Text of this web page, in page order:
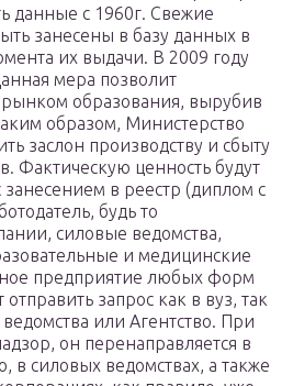
данные с 1960г. Свежие
занесены в базу данных в
их выдачи. В 2009 году
мера позволит
образования, вырубив
образом, Министерство
заслон производству и сбыту
Фактическую ценность будут
в реестр (диплом с
будь то
силовые ведомства,
и медицинские
предприятие любых форм
запрос как в вуз, так
или Агентство. При
он перенаправляется в
в силовых ведомствах, а также